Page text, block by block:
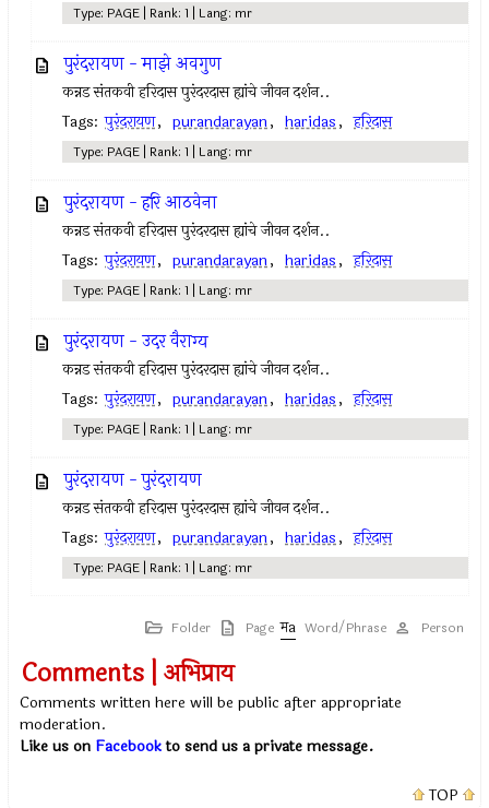
Type: PAGE | Rank: 1 | Lang: mr
पुरंदरायण - माझे अवगुण
कन्नड संतकवी हरिदास पुरंदरदास ह्यांचे जीवन दर्शन..
Tags: पुरंदरायण, purandarayan, haridas, हरिदास
Type: PAGE | Rank: 1 | Lang: mr
पुरंदरायण - हरि आठवेना
कन्नड संतकवी हरिदास पुरंदरदास ह्यांचे जीवन दर्शन..
Tags: पुरंदरायण, purandarayan, haridas, हरिदास
Type: PAGE | Rank: 1 | Lang: mr
पुरंदरायण - उदर वैराग्य
कन्नड संतकवी हरिदास पुरंदरदास ह्यांचे जीवन दर्शन..
Tags: पुरंदरायण, purandarayan, haridas, हरिदास
Type: PAGE | Rank: 1 | Lang: mr
पुरंदरायण - पुरंदरायण
कन्नड संतकवी हरिदास पुरंदरदास ह्यांचे जीवन दर्शन..
Tags: पुरंदरायण, purandarayan, haridas, हरिदास
Type: PAGE | Rank: 1 | Lang: mr
Folder Page Word/Phrase Person
Comments | अभिप्राय
Comments written here will be public after appropriate
moderation.
Like us on Facebookto send us a private message.
TOP